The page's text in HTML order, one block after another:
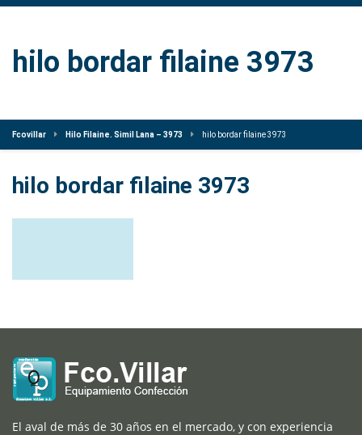
hilo bordar filaine 3973
Fcovillar Hilo Filaine. Simil Lana – 3973 hilo bordar filaine 3973
hilo bordar filaine 3973
El aval de más de 30 años en el mercado, y con experiencia